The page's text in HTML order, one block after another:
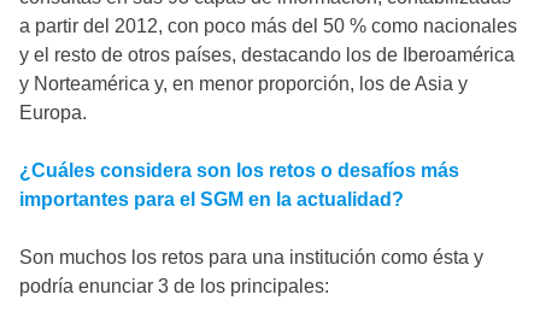
a partir del 2012, con poco más del 50 % como nacionales
y el resto de otros países, destacando los de Iberoamérica
y Norteamérica y, en menor proporción, los de Asia y
Europa.
¿Cuáles considera son los retos o desafíos más
importantes para el SGM en la actualidad?
Son muchos los retos para una institución como ésta y
podría enunciar 3 de los principales: